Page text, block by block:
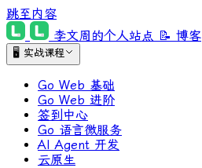
跳至内容
李文周的个人站点 📝 博客
🖥 实战课程
Go Web 基础
Go Web 进阶
签到中心
Go 语言微服务
AI Agent 开发
云原生